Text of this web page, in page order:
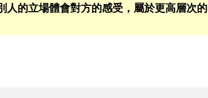
的立場體會對方的感受，屬於更高層次的